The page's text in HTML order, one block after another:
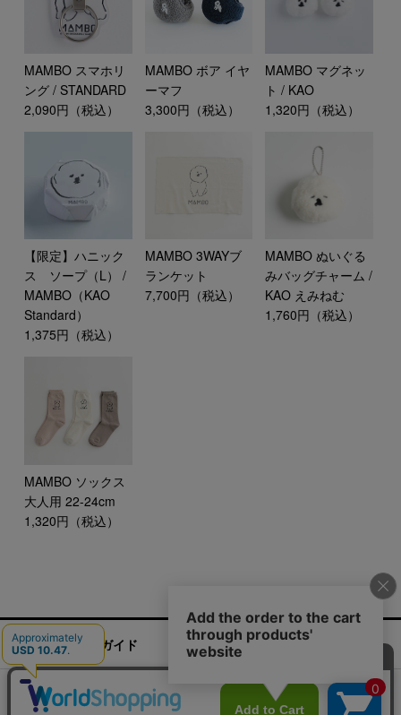
MAMBO スマホリ
ング / STANDARD
2,090円（税込）
MAMBO ボア イヤ
ーマフ
3,300円（税込）
MAMBO マグネッ
ト / KAO
1,320円（税込）
【限定】ハニック
ス ソープ（L） /
MAMBO（KAO
Standard）
1,375円（税込）
MAMBO 3WAYブ
ランケット
7,700円（税込）
MAMBO ぬいぐる
みバッグチャーム /
KAO えみねむ
1,760円（税込）
MAMBO ソックス
大人用 22-24cm
1,320円（税込）
ご利用ガイド お問い合わせ 実店舗情報
運営会社
特定商取引法に基づく表記